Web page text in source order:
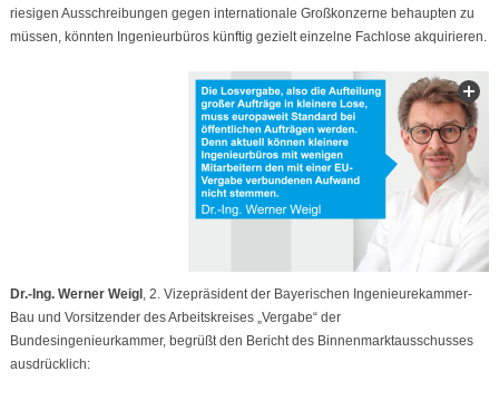
riesigen Ausschreibungen gegen internationale Großkonzerne behaupten zu
müssen, könnten Ingenieurbüros künftig gezielt einzelne Fachlose akquirieren.
Dr.-Ing. Werner Weigl , 2. Vizepräsident der Bayerischen Ingenieurekammer-
Bau und Vorsitzender des Arbeitskreises „Vergabe“ der
Bundesingenieurkammer, begrüßt den Bericht des Binnenmarktausschusses
ausdrücklich: